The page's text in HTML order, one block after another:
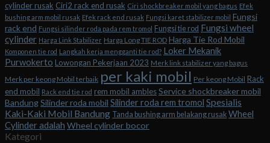
cylinder rusak Ciri2 rack end rusak Ciri shockbreaker mobil yang bagus Efek
bushing arm mobil rusak Efek rack end rusak Fungsi karet stabilizer mobil Fungsi
rack end Fungsi silinder roda pada rem tromol Fungsi tie rod Fungsi wheel
cylinder Harga Link Stabilizer Harga Long TIE ROD Harga Tie Rod Mobil
Komponen tie rod Langkah kerja mengganti tie rod? Loker Mekanik
Purwokerto Lowongan Pekerjaan 2023 Merk link stabilizer yang bagus
Merk per keong Mobil terbaik per kaki mobil Per keong Mobil Rack
end mobil Rack end tie rod rem mobil amblesService shockbreaker mobil
BandungSilinder roda mobil Silinder roda rem tromol Spesialis
Kaki-Kaki Mobil Bandung Tanda bushing arm belakang rusak Wheel
Cylinder adalah Wheel cylinder bocor
Kategori